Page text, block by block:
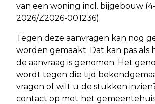
van een woning incl. bijgebouw
2026/Z2026-001236).
Tegen deze aanvragen kan nog
worden gemaakt. Dat kan pas als
de aanvraag is genomen. Het
wordt tegen die tijd
vragen of wilt u de stukken
contact op met het